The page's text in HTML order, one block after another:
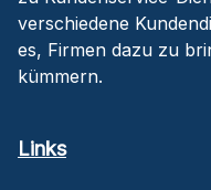
verschiedene
es, Firmen dazu zu
kümmern.
Links